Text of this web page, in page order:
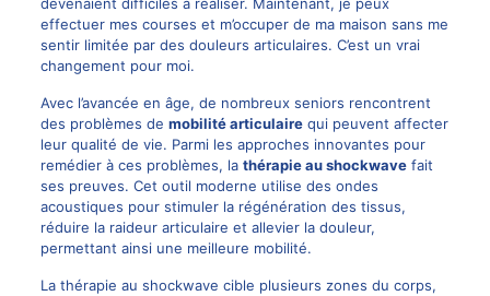
devenaient difficiles à réaliser. Maintenant, je peux
effectuer mes courses et m’occuper de ma maison sans me
sentir limitée par des douleurs articulaires. C’est un vrai
changement pour moi.
Avec l’avancée en âge, de nombreux seniors rencontrent
des problèmes de mobilité articulairequi peuvent affecter
leur qualité de vie. Parmi les approches innovantes pour
remédier à ces problèmes, la thérapie au shockwavefait
ses preuves. Cet outil moderne utilise des ondes
acoustiques pour stimuler la régénération des tissus,
réduire la raideur articulaire et allevier la douleur,
permettant ainsi une meilleure mobilité.
La thérapie au shockwave cible plusieurs zones du corps,